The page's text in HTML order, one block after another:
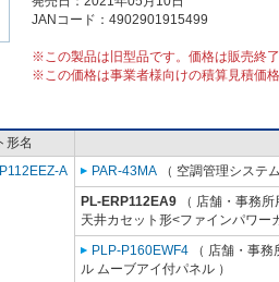
JANコード：4902901915499
※この製品は旧型品です。価格は販売終
※この価格は事業者様向けの積算見積価
形名
A
PAR-43MA （ 空調管理システ
PL-ERP112EA9 （ 店舗・事務
天井カセット形<ファインパワー
PLP-P160EWF4 （ 店舗・事
ル ムーブアイ付パネル ）